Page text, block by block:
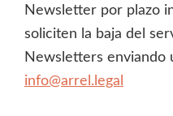
Newsletter por plazo
soliciten la baja del
Newsletters enviando
info@arrel.legal